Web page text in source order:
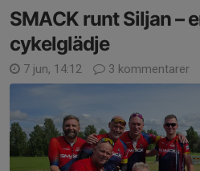
SMACK runt Siljan –
cykelglädje
7 jun, 14:12 3 kommentarer